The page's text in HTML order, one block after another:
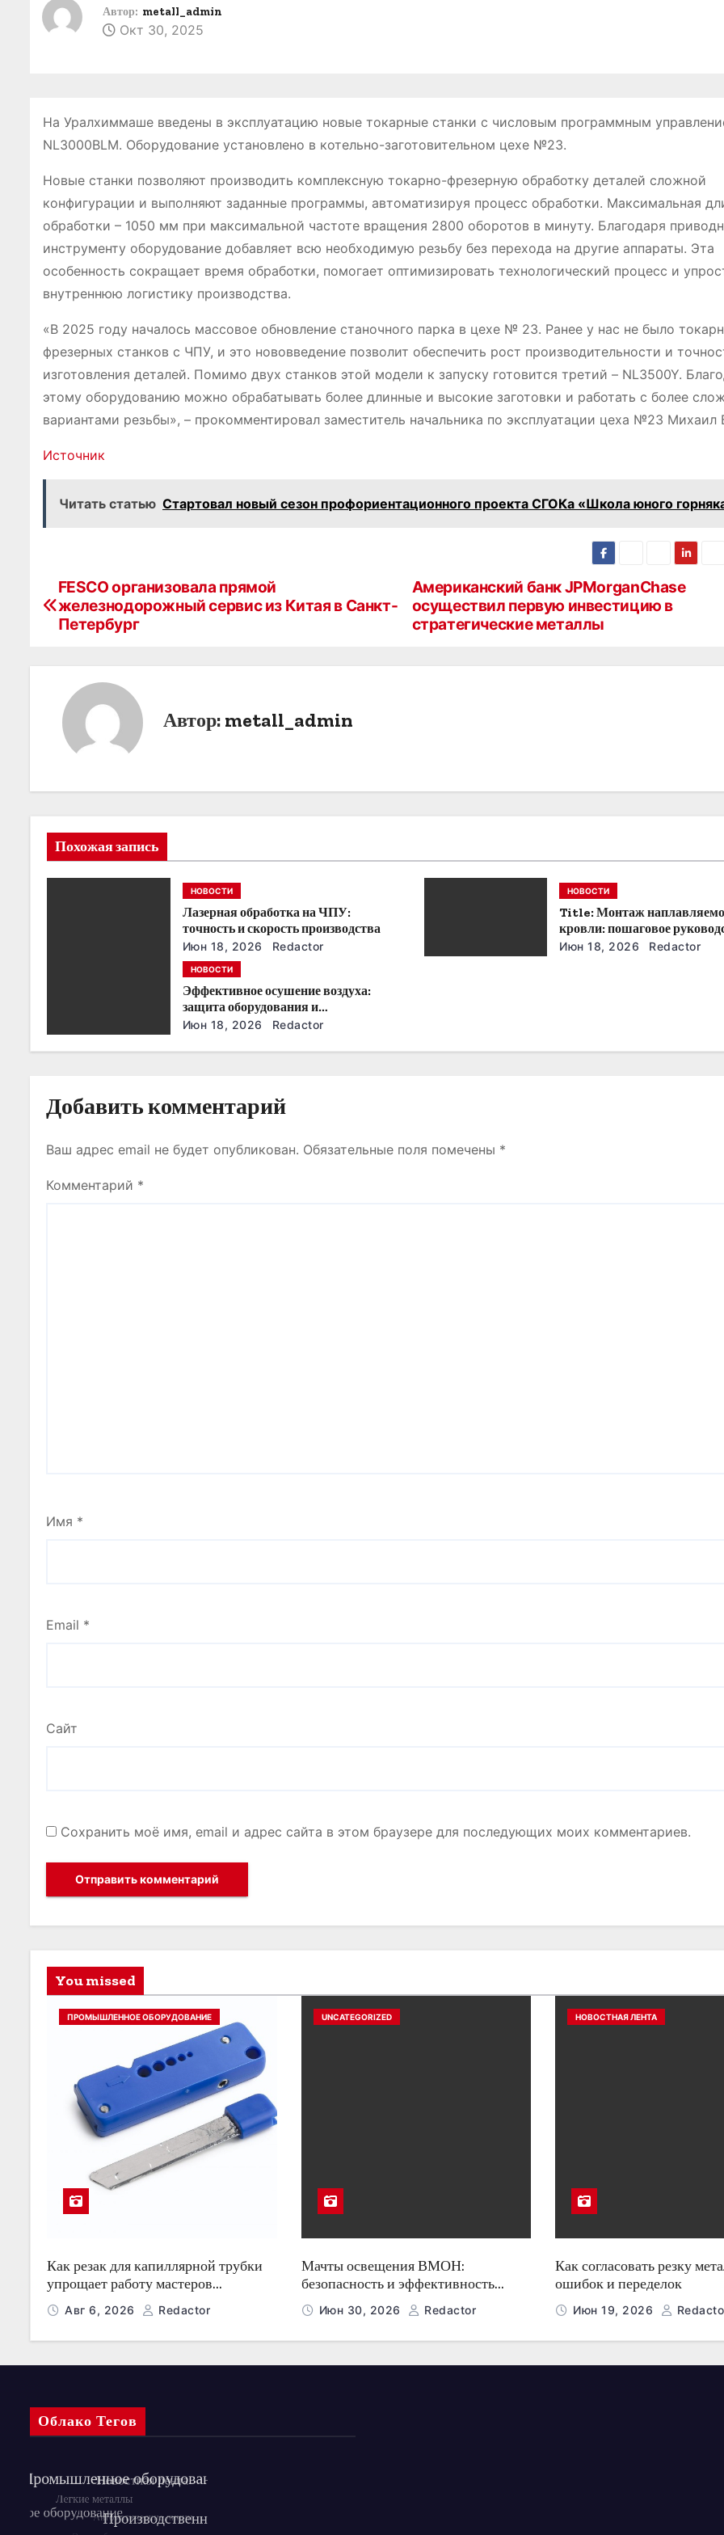
Автор: metall_admin
Окт 30, 2025
На Уралхиммаше введены в эксплуатацию новые токарные станки с числовым программным
NL3000BLM. Оборудование установлено в котельно-заготовительном цехе №23.
Новые станки позволяют производить комплексную токарно-фрезерную обработку деталей сложной
конфигурации и выполняют заданные программы, автоматизируя процесс обработки. Максимальная
обработки – 1050 мм при максимальной частоте вращения 2800 оборотов в минуту. Благодаря
инструменту оборудование добавляет всю необходимую резьбу без перехода на другие аппараты. Эта
особенность сокращает время обработки, помогает оптимизировать технологический процесс и
внутреннюю логистику производства.
«В 2025 году началось массовое обновление станочного парка в цехе № 23. Ранее у нас не было
фрезерных станков с ЧПУ, и это нововведение позволит обеспечить рост производительности и
изготовления деталей. Помимо двух станков этой модели к запуску готовится третий – NL3500Y.
этому оборудованию можно обрабатывать более длинные и высокие заготовки и работать с более
вариантами резьбы», – прокомментировал заместитель начальника по эксплуатации цеха №23 Михаил
Источник
Читать статью Стартовал новый сезон профориентационного проекта СГОКа «Школа юного
Н
ц
я
п
и
я
м
Американский банк JPMorganChase
осуществил первую инвестицию в
стратегические металлы
FESCO организовала прямой
железнодорожный сервис из Китая в Санкт-
Петербург
Автор: metall_admin
Похожая запись
НОВОСТИ
Лазерная обработка на ЧПУ:
точность и скорость производства
Июн 18, 2026 Redactor
НОВОСТИ
Title: Монтаж
кровли: пошаговое
советы
Июн 18, 2026 Redactor
НОВОСТИ
Эффективное осушение воздуха:
защита оборудования и
производства
Июн 18, 2026 Redactor
Добавить комментарий
Ваш адрес email не будет опубликован. Обязательные поля помечены *
Комментарий *
Имя *
Email *
Сайт
Сохранить моё имя, email и адрес сайта в этом браузере для последующих моих комментариев.
You missed
ПРОМЫШЛЕННОЕ ОБОРУДОВАНИЕ
Как резак для капиллярной трубки
упрощает работу мастеров
холодильного оборудования
Авг 6, 2026 Redactor
UNCATEGORIZED
Мачты освещения ВМОН:
безопасность и эффективность
ночьюИюн 30, 2026 Redactor
НОВОСТНАЯ ЛЕНТА
Как согласовать резку
ошибок и переделок
Июн 19, 2026
Облако Тегов